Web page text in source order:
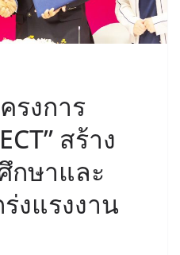
รงการ
สร้าง
กษาและ
งแรงงาน